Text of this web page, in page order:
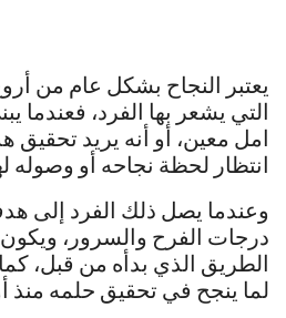
يعتبر النجاح بشكل عام من
التي يشعر بها الفرد،
امل معين، أو أنه يريد
انتظار لحظة نجاحه أو وصوله
وعندما يصل ذلك الفرد إلى
درجات الفرح والسرور،
الطريق الذي بدأه من قبل، كما
لما ينجح في تحقيق حلمه منذ